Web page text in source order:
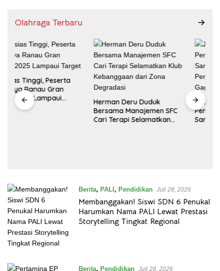
Olahraga Terbaru
Herman Deru Duduk
Bersama Manajemen SFC
Jadi Irup Hari Sumpah
Pemuda, Wagub Cik Ujang
Sampaikan Pesan
Berita, PALI, Pendidikan Juli 28, 2026
Membanggakan! Siswi SDN 6 Penukal
Harumkan Nama PALI Lewat Prestasi
Storytelling Tingkat Regional
Berita, Pendidikan Juli 28, 2026